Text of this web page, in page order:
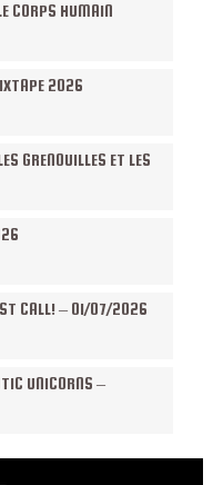
CORPS HUMAIN
2026
GRENOUILLES ET LES
CALL! – 01/07/2026
UNICORNS –